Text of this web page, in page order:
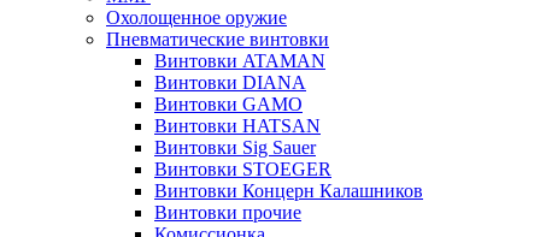
Охолощенное оружие
Пневматические винтовки
Винтовки ATAMAN
Винтовки DIANA
Винтовки GAMO
Винтовки HATSAN
Винтовки Sig Sauer
Винтовки STOEGER
Винтовки Концерн Калашников
Винтовки прочие